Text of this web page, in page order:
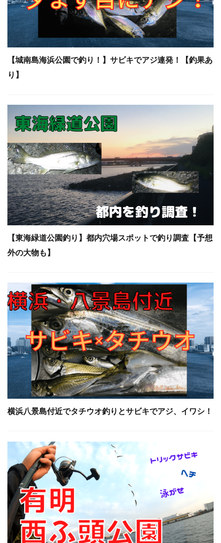
【城南島海浜公園で釣り！】サビキでアジ連発！【釣果あ
り】
【東海緑道公園釣り】都内穴場スポットで釣り調査【予想
外の大物も】
横浜八景島付近でタチウオ釣りとサビキでアジ、イワシ！